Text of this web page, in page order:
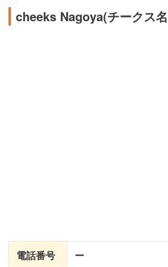
cheeks Nagoya(チークス
電話番号 ー